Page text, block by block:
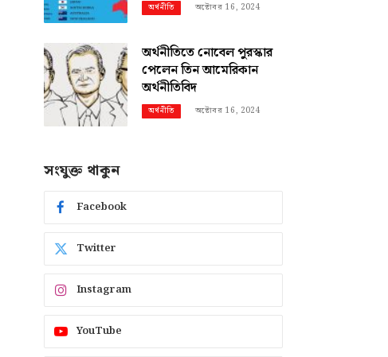
অর্থনীতি অক্টোবর 16, 2024
অর্থনীতিতে নোবেল পুরস্কার
পেলেন তিন আমেরিকান
অর্থনীতিবিদ
অর্থনীতি অক্টোবর 16, 2024
সংযুক্ত থাকুন
Facebook
Twitter
Instagram
YouTube